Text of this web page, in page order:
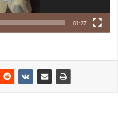
01:27